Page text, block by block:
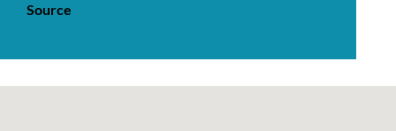
Source